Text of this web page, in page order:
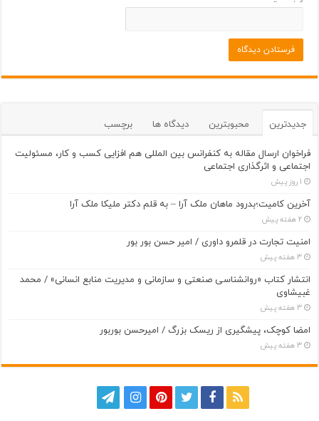
جدیدترین محبوبترین دیدگاه ها برچسب
فراخوان ارسال مقاله به کنفرانس بین المللی هم افزایی کسب و کار، مسئولیت
اجتماعی و اثرگذاری اجتماعی
1 روز پیش
آخرین کامیت؛بدرود ماهان ملک آرا – به قلم دکتر ملیکا ملک آرا
2 هفته پیش
امنیت تجارت در قلمرو داوری / امیر حسن بور بور
3 هفته پیش
انتشار کتاب «روانشناسی صنعتی و سازمانی و مدیریت منابع انسانی» / محمد
غبیشاوی
3 هفته پیش
امضا کوچک، پیشگیری از ریسک بزرگ / امیرحسن بوربور
3 هفته پیش